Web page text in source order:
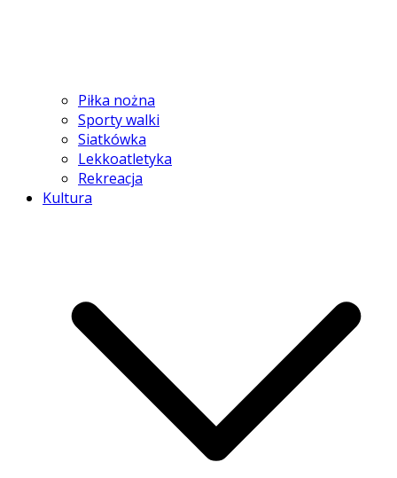
Piłka nożna
Sporty walki
Siatkówka
Lekkoatletyka
Rekreacja
Kultura